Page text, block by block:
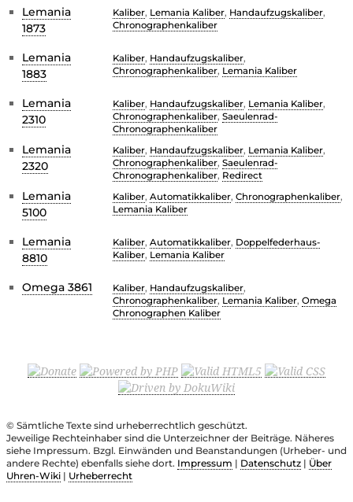
Lemania
1873
Kaliber, Lemania Kaliber, Handaufzugskaliber,
Chronographenkaliber
Lemania
1883
Kaliber, Handaufzugskaliber,
Chronographenkaliber, Lemania Kaliber
Lemania
2310
Kaliber, Handaufzugskaliber, Lemania Kaliber,
Chronographenkaliber, Saeulenrad-
Chronographenkaliber
Lemania
2320
Kaliber, Handaufzugskaliber, Lemania Kaliber,
Chronographenkaliber, Saeulenrad-
Chronographenkaliber, Redirect
Lemania
5100
Kaliber, Automatikkaliber, Chronographenkaliber,
Lemania Kaliber
Lemania
8810
Kaliber, Automatikkaliber, Doppelfederhaus-
Kaliber, Lemania Kaliber
Omega 3861 Kaliber, Handaufzugskaliber,
Chronographenkaliber, Lemania Kaliber, Omega
Chronographen Kaliber
© Sämtliche Texte sind urheberrechtlich geschützt.
Jeweilige Rechteinhaber sind die Unterzeichner der Beiträge. Näheres
siehe Impressum. Bzgl. Einwänden und Beanstandungen (Urheber- und
andere Rechte) ebenfalls siehe dort. Impressum | Datenschutz | Über
Uhren-Wiki | Urheberrecht